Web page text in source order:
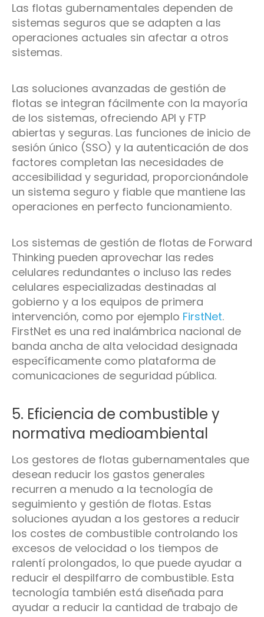
Las flotas gubernamentales dependen de
sistemas seguros que se adapten a las
operaciones actuales sin afectar a otros
sistemas.
Las soluciones avanzadas de gestión de
flotas se integran fácilmente con la mayoría
de los sistemas, ofreciendo API y FTP
abiertas y seguras. Las funciones de inicio de
sesión único (SSO) y la autenticación de dos
factores completan las necesidades de
accesibilidad y seguridad, proporcionándole
un sistema seguro y fiable que mantiene las
operaciones en perfecto funcionamiento.
Los sistemas de gestión de flotas de Forward
Thinking pueden aprovechar las redes
celulares redundantes o incluso las redes
celulares especializadas destinadas al
gobierno y a los equipos de primera
intervención, como por ejemplo FirstNet.
FirstNet es una red inalámbrica nacional de
banda ancha de alta velocidad designada
específicamente como plataforma de
comunicaciones de seguridad pública.
5. Eficiencia de combustible y
normativa medioambiental
Los gestores de flotas gubernamentales que
desean reducir los gastos generales
recurren a menudo a la tecnología de
seguimiento y gestión de flotas. Estas
soluciones ayudan a los gestores a reducir
los costes de combustible controlando los
excesos de velocidad o los tiempos de
ralentí prolongados, lo que puede ayudar a
reducir el despilfarro de combustible. Esta
tecnología también está diseñada para
ayudar a reducir la cantidad de trabajo de